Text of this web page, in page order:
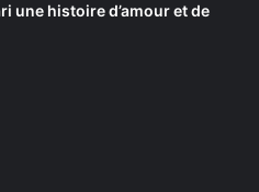
une histoire d’amour et de